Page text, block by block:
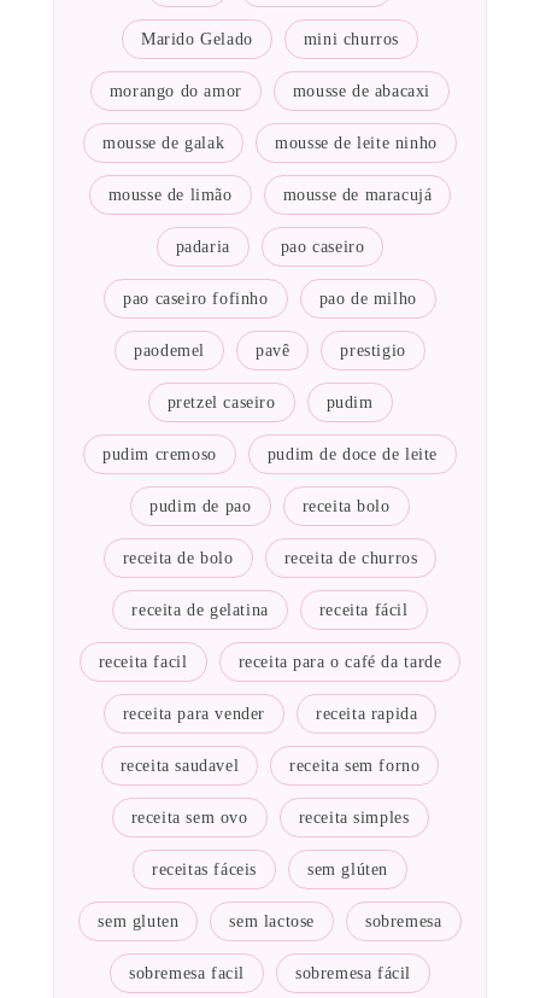
Marido Gelado mini churros
morango do amor mousse de abacaxi
mousse de galak mousse de leite ninho
mousse de limão mousse de maracujá
padaria pao caseiro
pao caseiro fofinho pao de milho
paodemel pavê prestigio
pretzel caseiro pudim
pudim cremoso pudim de doce de leite
pudim de pao receita bolo
receita de bolo receita de churros
receita de gelatina receita fácil
receita facil receita para o café da tarde
receita para vender receita rapida
receita saudavel receita sem forno
receita sem ovo receita simples
receitas fáceis sem glúten
sem gluten sem lactose sobremesa
sobremesa facil sobremesa fácil